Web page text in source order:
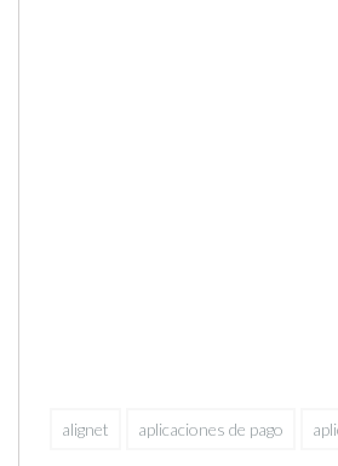
alignet aplicaciones de pago